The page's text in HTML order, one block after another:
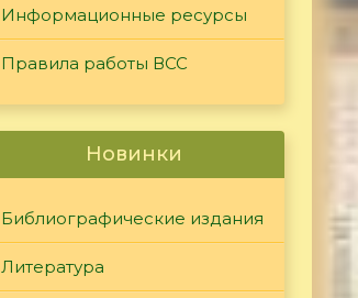
Информационные ресурсы
Правила работы ВСС
Новинки
Библиографические издания
Литература